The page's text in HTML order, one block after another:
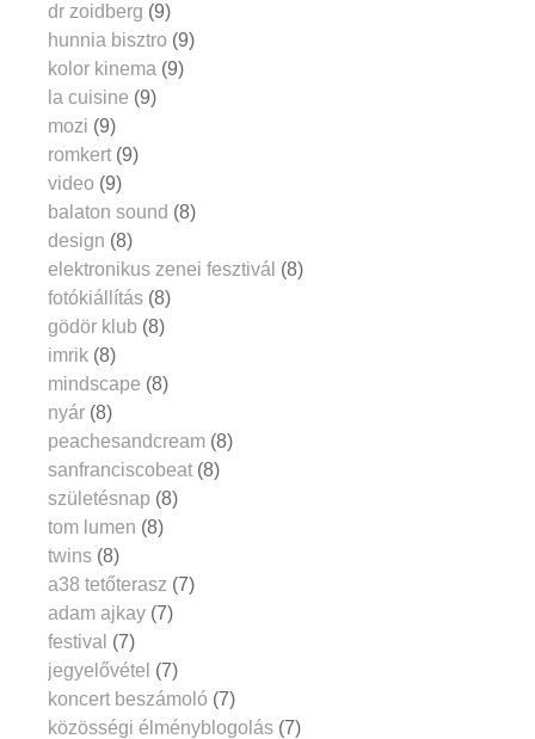
dr zoidberg (9)
hunnia bisztro (9)
kolor kinema (9)
la cuisine (9)
mozi (9)
romkert (9)
video (9)
balaton sound (8)
design (8)
elektronikus zenei fesztivál (8)
fotókiállítás (8)
gödör klub (8)
imrik (8)
mindscape (8)
nyár (8)
peachesandcream (8)
sanfranciscobeat (8)
születésnap (8)
tom lumen (8)
twins (8)
a38 tetőterasz (7)
adam ajkay (7)
festival (7)
jegyelővétel (7)
koncert beszámoló (7)
közösségi élményblogolás (7)